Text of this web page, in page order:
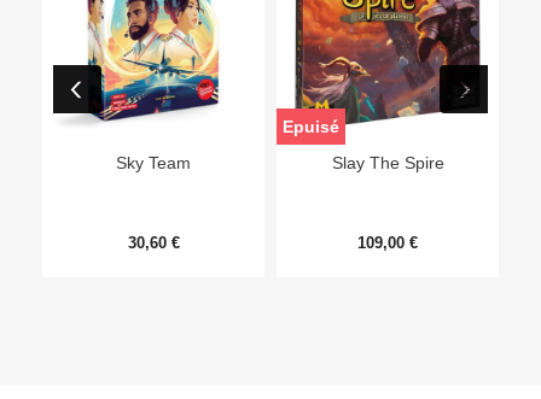
Sky Team
30,60 €
Slay The Spire
109,00 €
Epuisé